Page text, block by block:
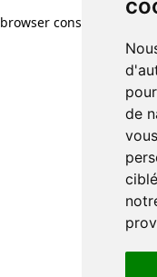
de
browser console for more